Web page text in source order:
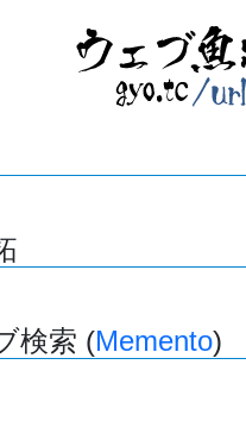
検索 (Memento)